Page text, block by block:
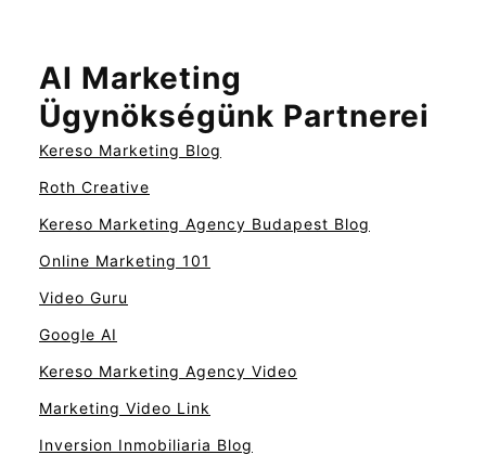
AI Marketing
Ügynökségünk Partnerei
Kereso Marketing Blog
Roth Creative
Kereso Marketing Agency Budapest Blog
Online Marketing 101
Video Guru
Google AI
Kereso Marketing Agency Video
Marketing Video Link
Inversion Inmobiliaria Blog